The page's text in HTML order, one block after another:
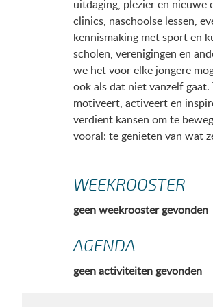
uitdaging, plezier en nieuwe
clinics, naschoolse lessen,
kennismaking met sport en
scholen, verenigingen en
we het voor elke jongere
ook als dat niet vanzelf gaat.
motiveert, activeert en
verdient kansen om te
vooral: te genieten van wat
WEEKROOSTER
geen weekrooster gevonden
AGENDA
geen activiteiten gevonden